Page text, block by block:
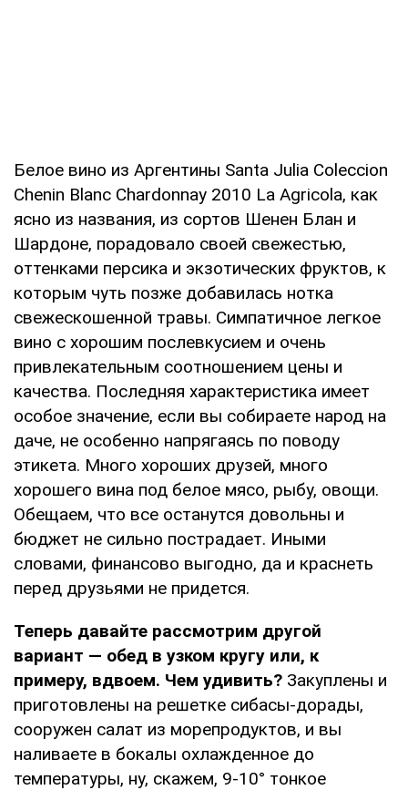
Белое вино из Аргентины Santa Julia Coleccion
Chenin Blanc Chardonnay 2010 La Agricola, как
ясно из названия, из сортов Шенен Блан и
Шардоне, порадовало своей свежестью,
оттенками персика и экзотических фруктов, к
которым чуть позже добавилась нотка
свежескошенной травы. Симпатичное легкое
вино с хорошим послевкусием и очень
привлекательным соотношением цены и
качества. Последняя характеристика имеет
особое значение, если вы собираете народ на
даче, не особенно напрягаясь по поводу
этикета. Много хороших друзей, много
хорошего вина под белое мясо, рыбу, овощи.
Обещаем, что все останутся довольны и
бюджет не сильно пострадает. Иными
словами, финансово выгодно, да и краснеть
перед друзьями не придется.
Теперь давайте рассмотрим другой
вариант — обед в узком кругу или, к
примеру, вдвоем. Чем удивить? Закуплены и
приготовлены на решетке сибасы-дорады,
сооружен салат из морепродуктов, и вы
наливаете в бокалы охлажденное до
температуры, ну, скажем, 9-10° тонкое